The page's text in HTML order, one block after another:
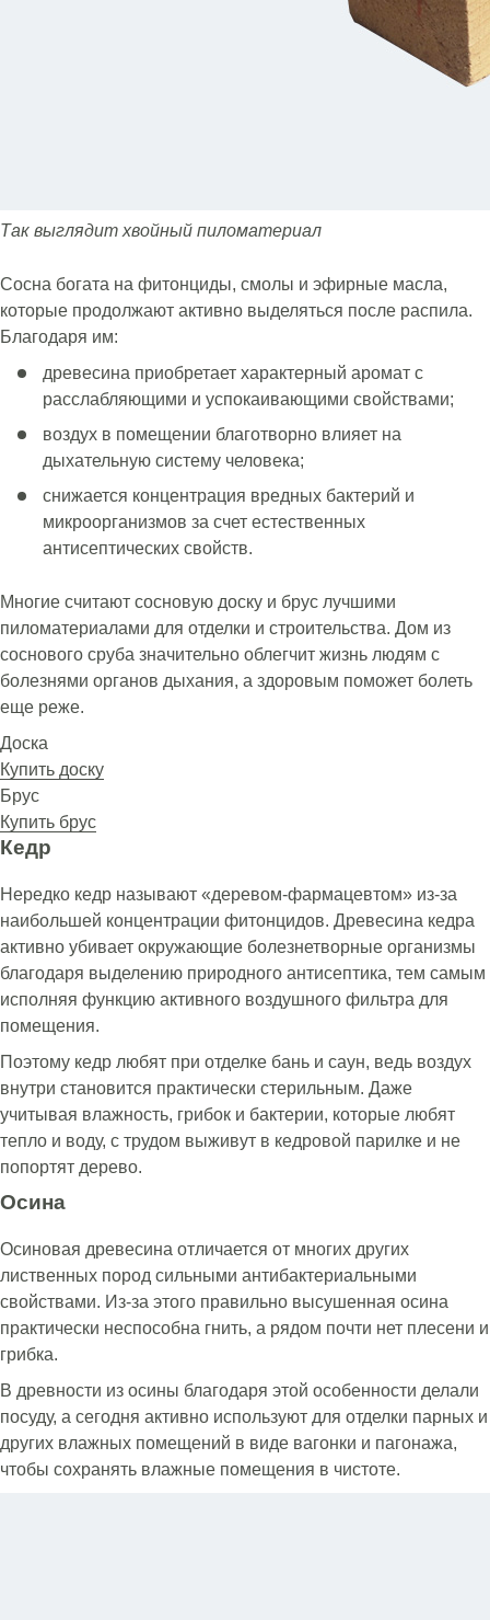
Так выглядит хвойный пиломатериал
Сосна богата на фитонциды, смолы и эфирные масла,
которые продолжают активно выделяться после распила.
Благодаря им:
древесина приобретает характерный аромат с
расслабляющими и успокаивающими свойствами;
воздух в помещении благотворно влияет на
дыхательную систему человека;
снижается концентрация вредных бактерий и
микроорганизмов за счет естественных
антисептических свойств.
Многие считают сосновую доску и брус лучшими
пиломатериалами для отделки и строительства. Дом из
соснового сруба значительно облегчит жизнь людям с
болезнями органов дыхания, а здоровым поможет болеть
еще реже.
Доска
Купить доску
Брус
Купить брус
Кедр
Нередко кедр называют «деревом-фармацевтом» из-за
наибольшей концентрации фитонцидов. Древесина кедра
активно убивает окружающие болезнетворные организмы
благодаря выделению природного антисептика, тем самым
исполняя функцию активного воздушного фильтра для
помещения.
Поэтому кедр любят при отделке бань и саун, ведь воздух
внутри становится практически стерильным. Даже
учитывая влажность, грибок и бактерии, которые любят
тепло и воду, с трудом выживут в кедровой парилке и не
попортят дерево.
Осина
Осиновая древесина отличается от многих других
лиственных пород сильными антибактериальными
свойствами. Из-за этого правильно высушенная осина
практически неспособна гнить, а рядом почти нет плесени и
грибка.
В древности из осины благодаря этой особенности делали
посуду, а сегодня активно используют для отделки парных и
других влажных помещений в виде вагонки и пагонажа,
чтобы сохранять влажные помещения в чистоте.